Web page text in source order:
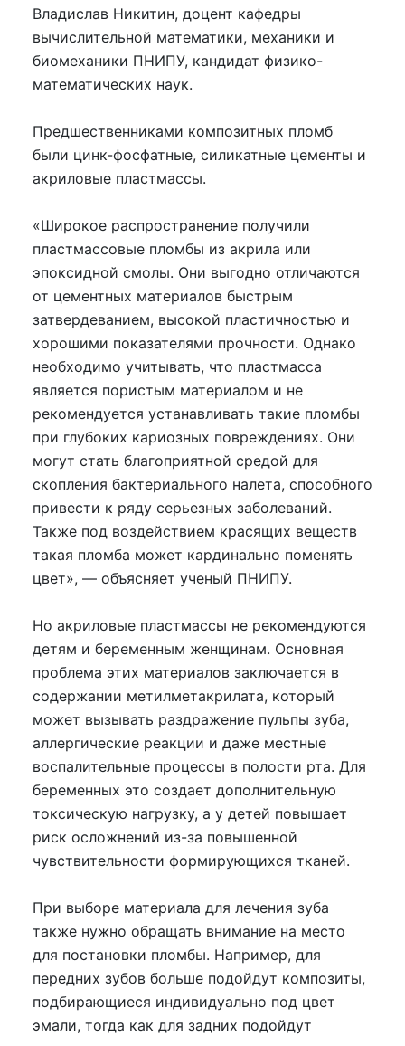
Владислав Никитин, доцент кафедры
вычислительной математики, механики и
биомеханики ПНИПУ, кандидат физико-
математических наук.
Предшественниками композитных пломб
были цинк-фосфатные, силикатные цементы и
акриловые пластмассы.
«Широкое распространение получили
пластмассовые пломбы из акрила или
эпоксидной смолы. Они выгодно отличаются
от цементных материалов быстрым
затвердеванием, высокой пластичностью и
хорошими показателями прочности. Однако
необходимо учитывать, что пластмасса
является пористым материалом и не
рекомендуется устанавливать такие пломбы
при глубоких кариозных повреждениях. Они
могут стать благоприятной средой для
скопления бактериального налета, способного
привести к ряду серьезных заболеваний.
Также под воздействием красящих веществ
такая пломба может кардинально поменять
цвет», — объясняет ученый ПНИПУ.
Но акриловые пластмассы не рекомендуются
детям и беременным женщинам. Основная
проблема этих материалов заключается в
содержании метилметакрилата, который
может вызывать раздражение пульпы зуба,
аллергические реакции и даже местные
воспалительные процессы в полости рта. Для
беременных это создает дополнительную
токсическую нагрузку, а у детей повышает
риск осложнений из-за повышенной
чувствительности формирующихся тканей.
При выборе материала для лечения зуба
также нужно обращать внимание на место
для постановки пломбы. Например, для
передних зубов больше подойдут композиты,
подбирающиеся индивидуально под цвет
эмали, тогда как для задних подойдут